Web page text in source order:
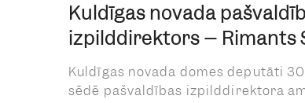
Kuldīgas novada
izpilddirektors – Rimants
Kuldīgas novada domes deputāti
sēdē pašvaldības izpilddirektora